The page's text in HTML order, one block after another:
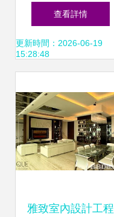
材料說明
查看詳情
更新時間：2026-06-19
15:28:48
雅致室內設計工程